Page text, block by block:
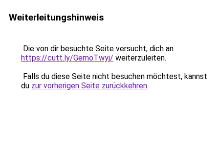
Weiterleitungshinweis
Die von dir besuchte Seite versucht, dich an
https://cutt.ly/GemoTwyj/ weiterzuleiten.
Falls du diese Seite nicht besuchen möchtest, kannst
du zur vorherigen Seite zurückkehren.